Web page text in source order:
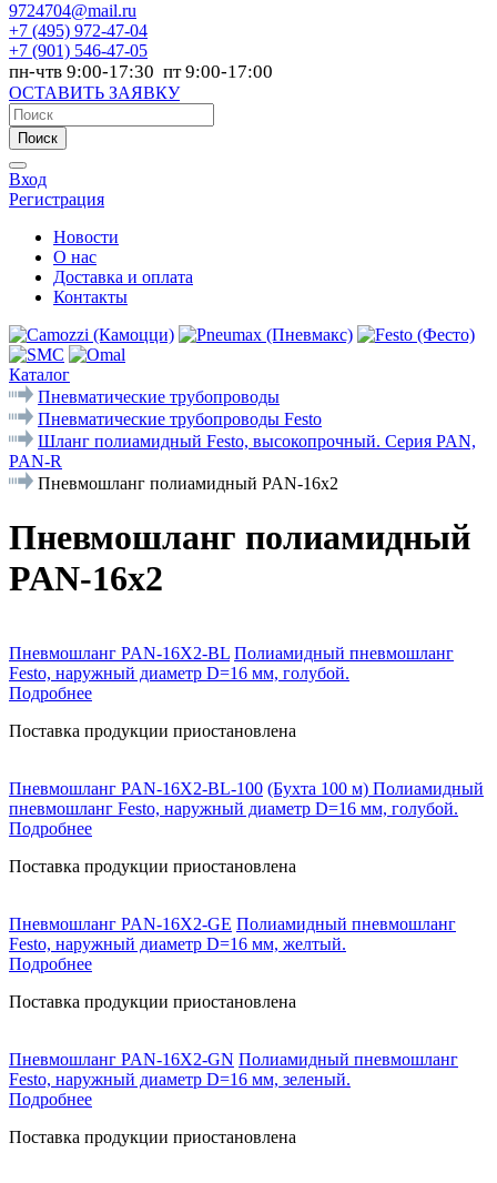
9724704@mail.ru
+7 (495) 972-47-04
+7 (901) 546-47-05
пн-чтв 9:00-17:30 пт 9:00-17:00
ОСТАВИТЬ ЗАЯВКУ
Поиск
Вход
Регистрация
Новости
О нас
Доставка и оплата
Контакты
Каталог
Пневматические трубопроводы
Пневматические трубопроводы Festo
Шланг полиамидный Festo, высокопрочный. Серия PAN,
PAN-R
Пневмошланг полиамидный PAN-16x2
Пневмошланг полиамидный
PAN-16x2
Пневмошланг PAN-16X2-BL Полиамидный пневмошланг
Festo, наружный диаметр D=16 мм, голубой.
Подробнее
Поставка продукции приостановлена
Пневмошланг PAN-16X2-BL-100 (Бухта 100 м) Полиамидный
пневмошланг Festo, наружный диаметр D=16 мм, голубой.
Подробнее
Поставка продукции приостановлена
Пневмошланг PAN-16X2-GE Полиамидный пневмошланг
Festo, наружный диаметр D=16 мм, желтый.
Подробнее
Поставка продукции приостановлена
Пневмошланг PAN-16X2-GN Полиамидный пневмошланг
Festo, наружный диаметр D=16 мм, зеленый.
Подробнее
Поставка продукции приостановлена